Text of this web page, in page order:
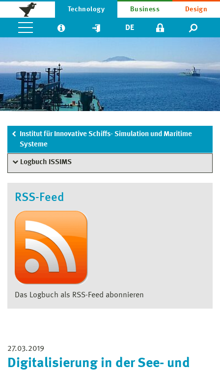
Technology Business Design
DE
Institut für Innovative Schiffs- Simulation und Maritime
Systeme
Logbuch ISSIMS
RSS-Feed
Das Logbuch als RSS-Feed abonnieren
27.03.2019
Digitalisierung in der See- und